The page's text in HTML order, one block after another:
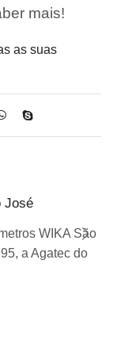
mais!
as suas
José
WIKA São
a Agatec do